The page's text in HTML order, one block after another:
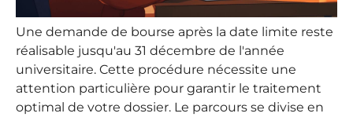
Une demande de bourse après la date limite reste
réalisable jusqu'au 31 décembre de l'année
universitaire. Cette procédure nécessite une
attention particulière pour garantir le traitement
optimal de votre dossier. Le parcours se divise en